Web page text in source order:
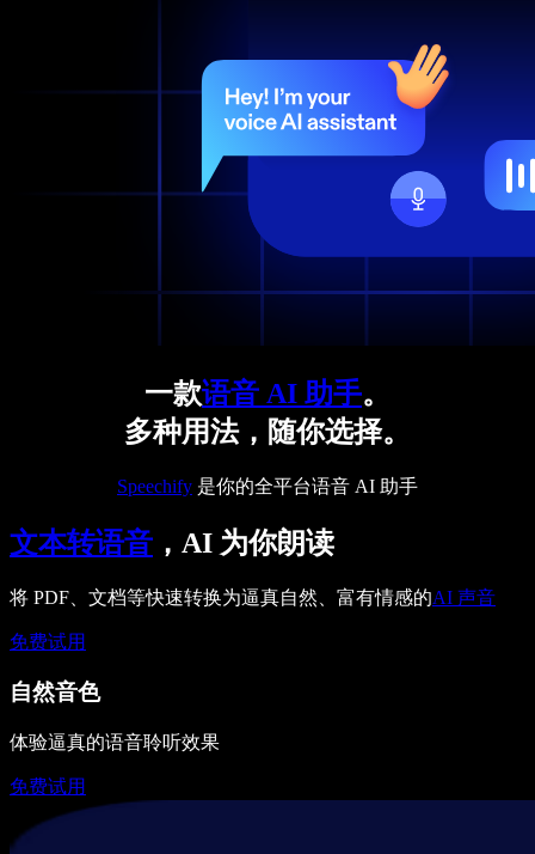
一款语音 AI 助手。
多种用法，随你选择。
Speechify 是你的全平台语音 AI 助手
文本转语音 ，AI 为你朗读
将 PDF、文档等快速转换为逼真自然、富有情感的AI 声音
免费试用
自然音色
体验逼真的语音聆听效果
免费试用